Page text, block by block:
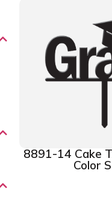
8891-14 Cake
Color